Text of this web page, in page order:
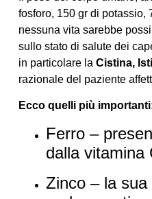
fosforo, 150 gr di potassio,
nessuna vita sarebbe
sullo stato di salute dei
in particolare la Cistina,
razionale del paziente
Ecco quelli più
Ferro –
dalla vitamina
Zinco – la